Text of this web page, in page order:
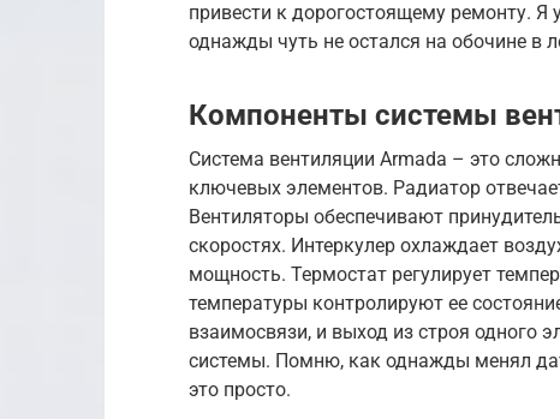
привести к дорогостоящему ремонту. Я
однажды чуть не остался на обочине в
Компоненты системы
Система вентиляции Armada – это
ключевых элементов. Радиатор
Вентиляторы обеспечивают
скоростях. Интеркулер охлаждает
мощность. Термостат регулирует
температуры контролируют ее
взаимосвязи, и выход из строя одного
системы. Помню, как однажды менял
это просто.